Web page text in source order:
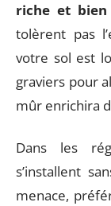
riche et bien
tolèrent pas
votre sol est
graviers pour
mûr enrichira
Dans les
s’installent
menace,